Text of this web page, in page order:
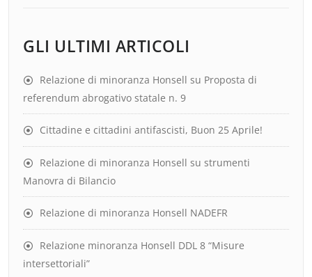
GLI ULTIMI ARTICOLI
Relazione di minoranza Honsell su Proposta di
referendum abrogativo statale n. 9
Cittadine e cittadini antifascisti, Buon 25 Aprile!
Relazione di minoranza Honsell su strumenti
Manovra di Bilancio
Relazione di minoranza Honsell NADEFR
Relazione minoranza Honsell DDL 8 “Misure
intersettoriali”